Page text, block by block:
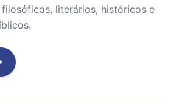
literários, históricos e